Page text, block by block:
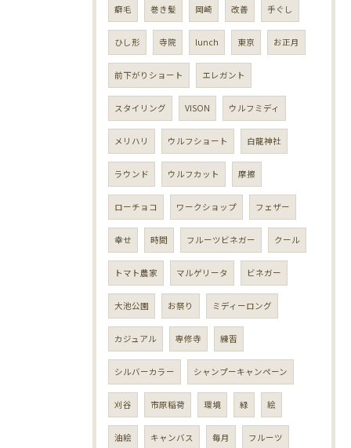
癖毛 巻き髪 岡崎 改善 手ぐし
ひし形 寺院 lunch 東京 お正月
前下がりショート エレガント
スタイリング VISON ウルフミディ
メリハリ ウルフショート 白龍神社
ラウンド ウルフカット 摩擦
ローチョコ ワークショップ フェザー
幸せ 時間 フルーツビネガー クール
トマト農家 マルゲリータ ビネガー
大池公園 お祭り ミディーロング
カジュアル 専修寺 練習
シルバーカラー シャンプーキャンペーン
刈谷 市原稲荷 環境 緑 絵
油絵 キャンバス 毎月 フルーツ